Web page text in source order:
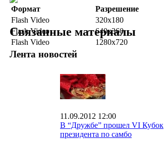
Формат Разрешение
Flash Video
320x180
Flash Video
640x360
Flash Video
1280x720
Связанные материалы
Лента новостей
11.09.2012 12:00
В “Дружбе” прошел VI Кубок
президента по самбо